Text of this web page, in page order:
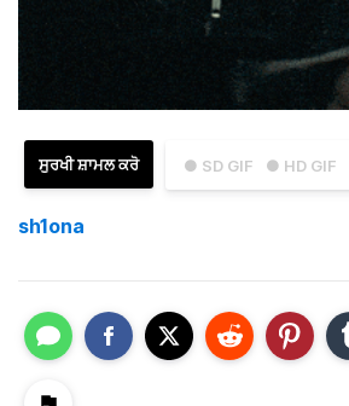
● SD GIF ● HD GIF
ਸੁਰਖੀ ਸ਼ਾਮਲ ਕਰੋ
sh1ona